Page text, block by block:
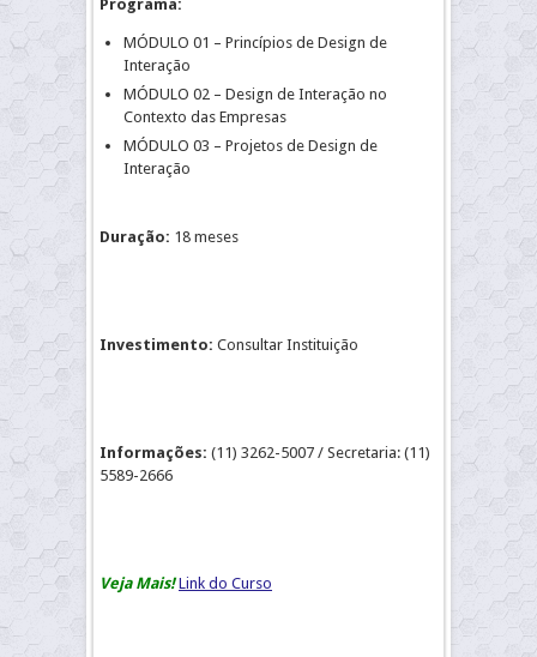
Programa:
MÓDULO 01 – Princípios de Design de
Interação
MÓDULO 02 – Design de Interação no
Contexto das Empresas
MÓDULO 03 – Projetos de Design de
Interação
Duração: 18 meses
Investimento: Consultar Instituição
Informações: (11) 3262-5007 / Secretaria: (11)
5589-2666
Veja Mais! Link do Curso